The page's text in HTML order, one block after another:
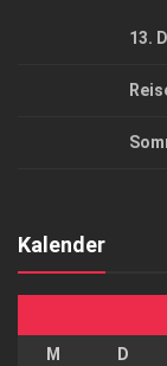
13.
Kalender
M D